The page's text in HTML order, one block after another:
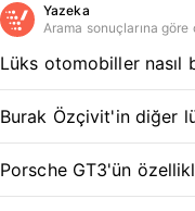
Yazeka
Arama sonuçlarına göre
Lüks otomobiller nasıl
Burak Özçivit'in diğer
Porsche GT3'ün